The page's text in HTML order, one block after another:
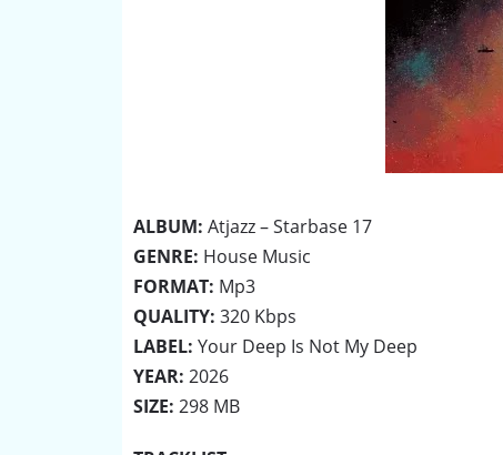
ALBUM: Atjazz – Starbase 17
GENRE: House Music
FORMAT: Mp3
QUALITY: 320 Kbps
LABEL: Your Deep Is Not My Deep
YEAR: 2026
SIZE: 298 MB